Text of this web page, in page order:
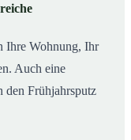
Ihre Wohnung, Ihr
Auch eine
den Frühjahrsputz